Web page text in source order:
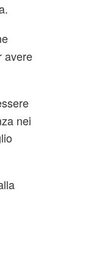
avere
nei